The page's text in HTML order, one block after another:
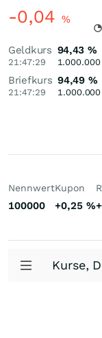
-0,04 %
Geldkurs
21:47:29
94,43 %
1.000.000
Briefkurs
21:47:29
94,49 %
1.000.000
Nennwert
100000
Kupon
+0,25 %
Kurse,